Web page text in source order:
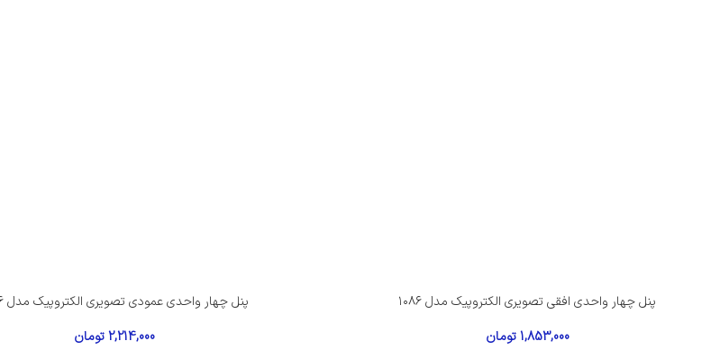
پنل چهار واحدی افقی تصویری الکتروپیک مدل ۱۰۸۶
1,853,000 تومان
پنل چهار واحدی عمودی تصویری الکتروپیک مدل ۱۰۸۶
2,214,000تومان